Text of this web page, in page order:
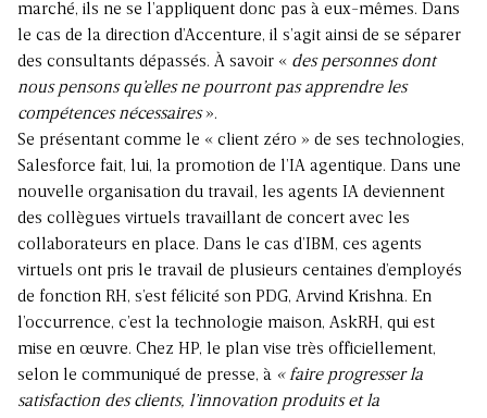
marché, ils ne se l’appliquent donc pas à eux-mêmes. Dans
le cas de la direction d’Accenture, il s’agit ainsi de se séparer
des consultants dépassés. À savoir « des personnes dont
nous pensons qu’elles ne pourront pas apprendre les
compétences nécessaires».
Se présentant comme le « client zéro » de ses technologies,
Salesforce fait, lui, la promotion de l’IA agentique. Dans une
nouvelle organisation du travail, les agents IA deviennent
des collègues virtuels travaillant de concert avec les
collaborateurs en place. Dans le cas d’IBM, ces agents
virtuels ont pris le travail de plusieurs centaines d’employés
de fonction RH, s’est félicité son PDG, Arvind Krishna. En
l’occurrence, c’est la technologie maison, AskRH, qui est
mise en œuvre. Chez HP, le plan vise très officiellement,
selon le communiqué de presse, à « faire progresser la
satisfaction des clients, l’innovation produits et la